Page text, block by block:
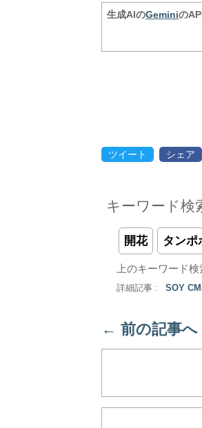
生成AIのGeminiの
ツイート シェア
キーワード検
開花 タンポ
上のキーワード検
詳細記事 : SOY
← 前の記事へ